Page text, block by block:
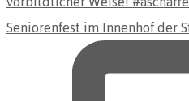
Seniorenfest im Innenhof der